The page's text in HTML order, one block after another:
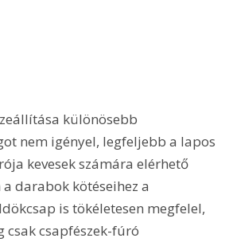
nem igényel, legfeljebb a lapos
kevesek számára elérhető
darabok kötéseihez a
is tökéletesen megfelel,
csak csapfészek-fúró